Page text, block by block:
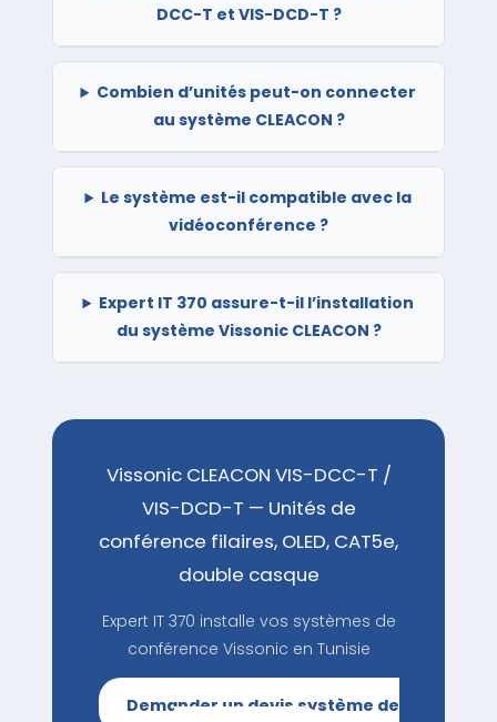
DCC-T et VIS-DCD-T ?
Combien d’unités peut-on connecter
au système CLEACON ?
Le système est-il compatible avec la
vidéoconférence ?
Expert IT 370 assure-t-il l’installation
du système Vissonic CLEACON ?
Vissonic CLEACON VIS-DCC-T /
VIS-DCD-T — Unités de
conférence filaires, OLED, CAT5e,
double casque
Expert IT 370 installe vos systèmes de
conférence Vissonic en Tunisie
Demander un devis système de